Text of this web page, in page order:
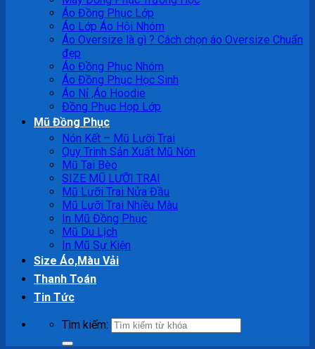
Áo Đồng Phục Lớp
Áo Lớp Áo Hội Nhóm
Áo Oversize là gì ? Cách chọn áo Oversize Chuẩn
đẹp
Áo Đồng Phục Nhóm
Áo Đồng Phục Học Sinh
Áo Nỉ ,Áo Hoodie
Đồng Phục Họp Lớp
Mũ Đồng Phục
Nón Kết – Mũ Lưỡi Trai
Quy Trình Sản Xuất Mũ Nón
Mũ Tai Bèo
SIZE MŨ LƯỠI TRAI
Mũ Lưỡi Trai Nửa Đầu
Mũ Lưỡi Trai Nhiều Màu
In Mũ Đồng Phục
Mũ Du Lịch
In Mũ Sự Kiện
Size Áo,Màu Vải
Thanh Toán
Tin Tức
Tìm kiếm: